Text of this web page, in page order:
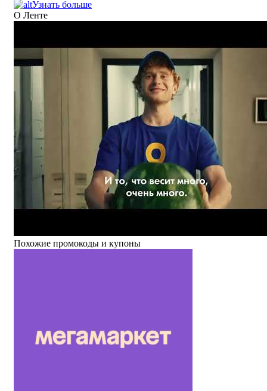
Узнать больше
О Ленте
Похожие промокоды и купоны